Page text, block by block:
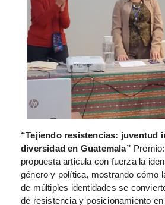
“Tejiendo resistencias: juventud
diversidad en Guatemala”
propuesta articula con fuerza la
género y política, mostrando cómo
de múltiples identidades se
de resistencia y posicionamiento en